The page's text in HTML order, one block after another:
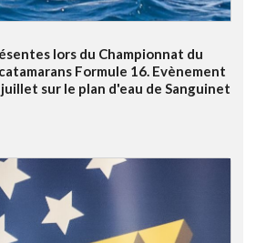
lors du Championnat du
Formule 16. Evènement
sur le plan d'eau de Sanguinet